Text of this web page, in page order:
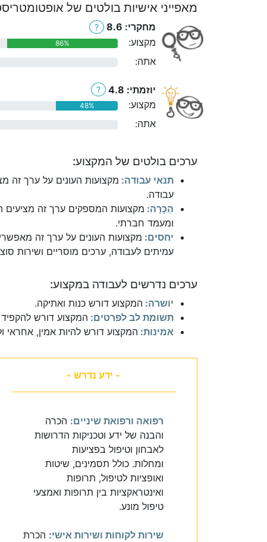
מאפייני אישיות בולטים של
מחקרי: 8.6 ?
מקצוע: 86%
אתה:
יוזמתי: 4.8 ?
מקצוע: 48%
אתה:
ערכים בולטים של המקצוע:
תנאי עבודה: מקצועות העונים על ערך זה
עבודה.
הַכָּרָה: מקצועות המספקים ערך זה מציעים
ומעמד חברתי.
יחסים: מקצועות העונים על ערך זה
עמיתים לעבודה, ערכים מוסריים ושירות
ערכים נדרשים לעבודה במקצוע:
יושרה: המקצוע דורש כנות ואתיקה.
תשומת לב לפרטים: המקצוע דורש
אמינות: המקצוע דורש להיות אמין, אחראי
- ידע נדרש -
רפואה ורפואת שיניים: הכרה
והבנה של ידע וטכניקות הדרושות
לאבחון וטיפול בפציעות
ומחלות. כולל תסמינים, שיטות
ואופציות לטיפול, תרופות
ואינטראקציות בין תרופות ואמצעי
טיפול מונע.
שירות לקוחות ושירות אישי: הכרת